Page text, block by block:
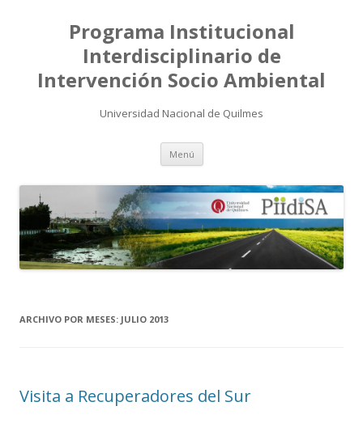
Programa Institucional
Interdisciplinario de
Intervención Socio Ambiental
Universidad Nacional de Quilmes
Menú Saltar
contenido
ARCHIVO POR MESES: JULIO 2013
Visita a Recuperadores del Sur